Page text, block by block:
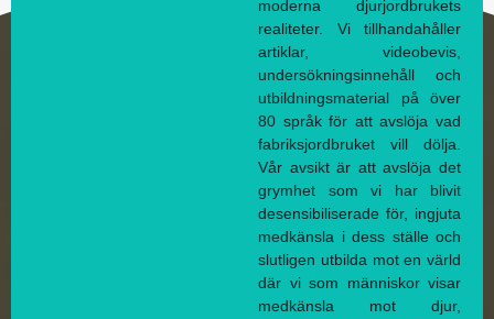
moderna djurjordbrukets
realiteter. Vi tillhandahåller
artiklar, videobevis,
undersökningsinnehåll och
utbildningsmaterial på över
80 språk för att avslöja vad
fabriksjordbruket vill dölja.
Vår avsikt är att avslöja det
grymhet som vi har blivit
desensibiliserade för, ingjuta
medkänsla i dess ställe och
slutligen utbilda mot en värld
där vi som människor visar
medkänsla mot djur,